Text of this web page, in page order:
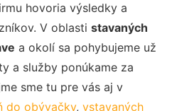
hovoria výsledky a
V oblasti stavaných
a okolí sa pohybujeme už
a služby ponúkame za
sme tu pre vás aj v
do obývačky, vstavaných